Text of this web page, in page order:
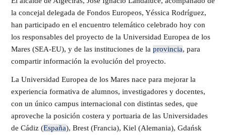
la concejal delegada de Fondos Europeos, Yéssica Rodríguez,
han participado en el encuentro telemático celebrado hoy con
los responsables del proyecto de la Universidad Europea de los
Mares (SEA-EU), y de las instituciones de la provincia, para
compartir información la evolución del proyecto.
La Universidad Europea de los Mares nace para mejorar la
experiencia formativa de alumnos, investigadores y docentes,
con un único campus internacional con distintas sedes, que
aproveche la posición costera y portuaria de las Universidades
de Cádiz (España), Brest (Francia), Kiel (Alemania), Gdańsk